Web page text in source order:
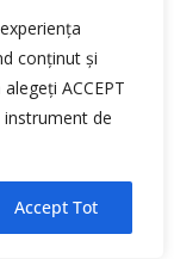
conținut și
ACCEPT
de
Accept Tot